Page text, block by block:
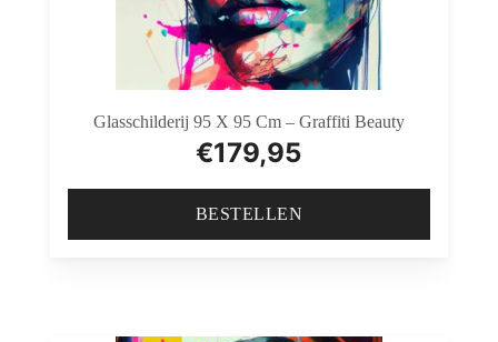
Glasschilderij 95 X 95 Cm – Graffiti Beauty
€179,95
BESTELLEN